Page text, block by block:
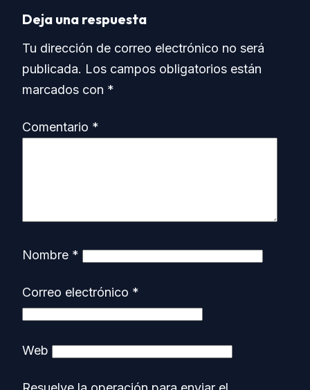
Deja una respuesta
Tu dirección de correo electrónico no será
publicada. Los campos obligatorios están
marcados con *
Comentario *
Nombre *
Correo electrónico *
Web